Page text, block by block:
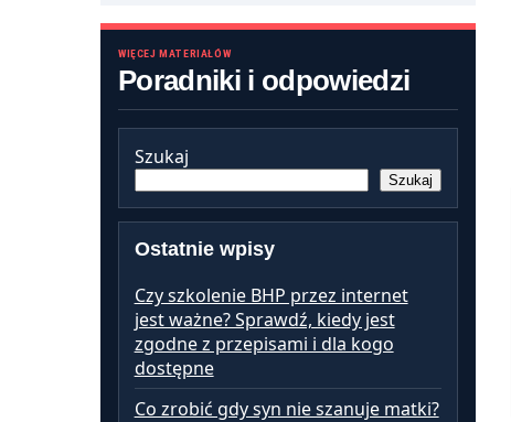
WIĘCEJ MATERIAŁÓW
Poradniki i odpowiedzi
Szukaj
Szukaj
Ostatnie wpisy
Czy szkolenie BHP przez internet
jest ważne? Sprawdź, kiedy jest
zgodne z przepisami i dla kogo
dostępne
Co zrobić gdy syn nie szanuje matki?